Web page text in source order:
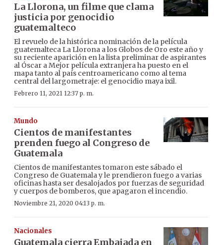
La Llorona, un filme que clama
justicia por genocidio
guatemalteco
El revuelo de la histórica nominación de la película
guatemalteca La Llorona a los Globos de Oro este año y
su reciente aparición en la lista preliminar de aspirantes
al Óscar a Mejor película extranjera ha puesto en el
mapa tanto al país centroamericano como al tema
central del largometraje: el genocidio maya ixil.
Febrero 11, 2021 12:37 p. m.
Mundo
Cientos de manifestantes
prenden fuego al Congreso de
Guatemala
Cientos de manifestantes tomaron este sábado el
Congreso de Guatemala y le prendieron fuego a varias
oficinas hasta ser desalojados por fuerzas de seguridad
y cuerpos de bomberos, que apagaron el incendio.
Noviembre 21, 2020 04:13 p. m.
Nacionales
Guatemala cierra Embajada en